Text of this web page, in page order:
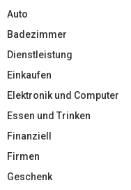
Auto
Badezimmer
Dienstleistung
Einkaufen
Elektronik und Computer
Essen und Trinken
Finanziell
Firmen
Geschenk